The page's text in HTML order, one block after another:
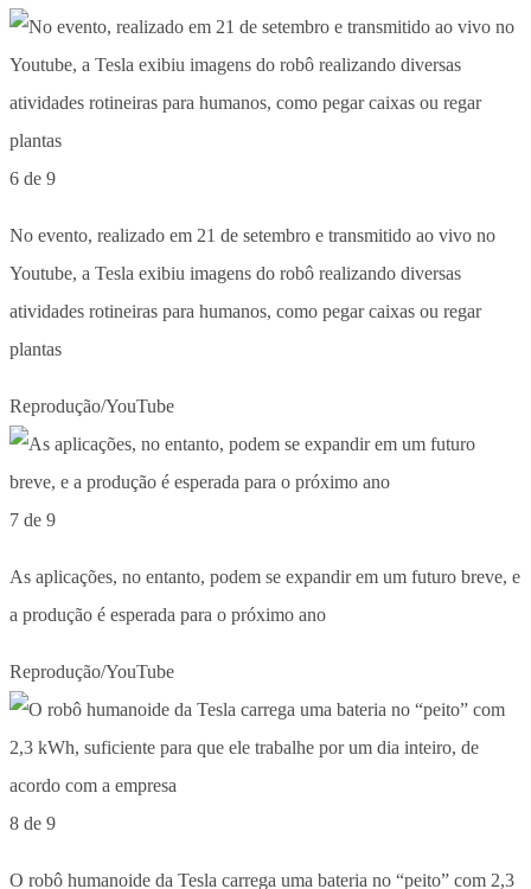
6 de 9
No evento, realizado em 21 de setembro e transmitido ao vivo no
Youtube, a Tesla exibiu imagens do robô realizando diversas
atividades rotineiras para humanos, como pegar caixas ou regar
plantas
Reprodução/YouTube
7 de 9
As aplicações, no entanto, podem se expandir em um futuro breve, e
a produção é esperada para o próximo ano
Reprodução/YouTube
8 de 9
O robô humanoide da Tesla carrega uma bateria no “peito” com 2,3